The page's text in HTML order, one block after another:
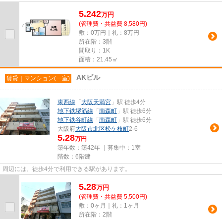
5.242万円
(管理費・共益費 8,580円)
敷：0万円｜礼：8万円
所在階：3階
間取り：1K
面積：21.45㎡
賃貸｜マンション(一室) AKビル
東西線 「 大阪天満宮 」駅 徒歩4分
地下鉄堺筋線 「 南森町 」駅 徒歩6分
地下鉄谷町線 「 南森町 」駅 徒歩6分
大阪府大阪市北区松ケ枝町2-6
5.28万円
築年数：築42年 ｜募集中： 1室
階数：6階建
周辺には、徒歩4分で利用できる駅があります。
5.28万円
(管理費・共益費 5,500円)
敷：0ヶ月｜礼：1ヶ月
所在階：2階